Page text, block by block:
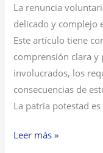
La renuncia
delicado y complejo
Este artículo tiene
comprensión clara y
involucrados, los
consecuencias de
La patria potestad
Leer más »